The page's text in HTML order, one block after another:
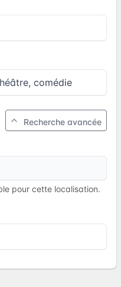
Recherche avancée
pour cette localisation.